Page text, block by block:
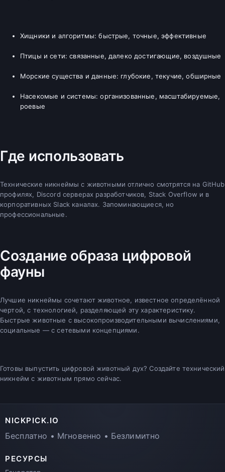
Хищники и алгоритмы: быстрые, точные, эффективные
Птицы и сети: связанные, далеко достигающие, воздушные
Морские существа и данные: глубокие, текучие, обширные
Насекомые и системы: организованные, масштабируемые,
роевые
Где использовать
Технические никнеймы с животными отлично смотрятся на GitHub
профилях, Discord серверах разработчиков, Stack Overflow и в
корпоративных Slack каналах. Запоминающиеся, но
профессиональные.
Создание образа цифровой
фауны
Лучшие никнеймы сочетают животное, известное определённой
чертой, с технологией, разделяющей эту характеристику.
Быстрые животные с высокопроизводительными вычислениями,
социальные — с сетевыми концепциями.
Готовы выпустить цифровой животный дух? Создайте технический
никнейм с животным прямо сейчас.
NICKPICK.IO
Бесплатно • Мгновенно • Безлимитно
РЕСУРСЫ